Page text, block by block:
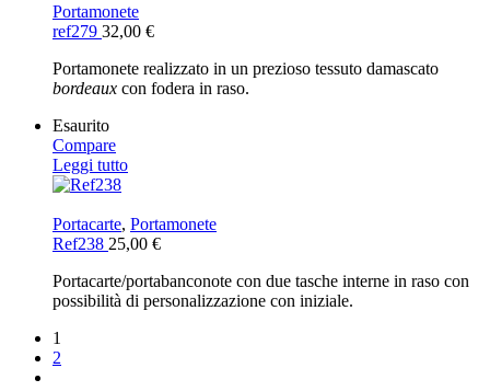
Portamonete
ref279 32,00 €
Portamonete realizzato in un prezioso tessuto damascato
bordeaux con fodera in raso.
Esaurito
Compare
Leggi tutto
Portacarte, Portamonete
Ref238 25,00 €
Portacarte/portabanconote con due tasche interne in raso con
possibilità di personalizzazione con iniziale.
1
2